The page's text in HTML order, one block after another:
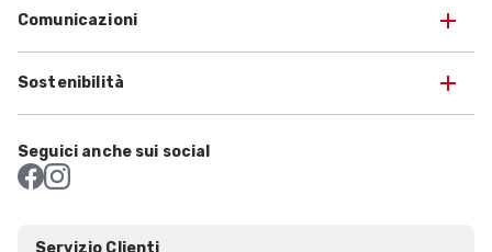
Comunicazioni
Sostenibilità
Seguici anche sui social
Servizio Clienti